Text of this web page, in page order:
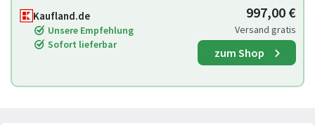
Kaufland.de
Unsere Empfehlung
Sofort lieferbar
997,00 €
Versand gratis
zum Shop